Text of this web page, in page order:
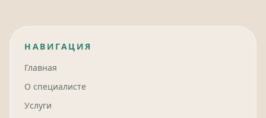
НАВИГАЦИЯ
Главная
О специалисте
Услуги